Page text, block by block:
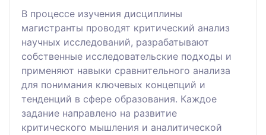
В процессе изучения дисциплины
магистранты проводят критический анализ
научных исследований, разрабатывают
собственные исследовательские подходы и
применяют навыки сравнительного анализа
для понимания ключевых концепций и
тенденций в сфере образования. Каждое
задание направлено на развитие
критического мышления и аналитической